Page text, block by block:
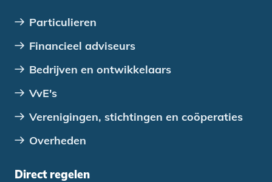
Particulieren
Financieel adviseurs
Bedrijven en ontwikkelaars
VvE's
Verenigingen, stichtingen en coöperaties
Overheden
Direct regelen